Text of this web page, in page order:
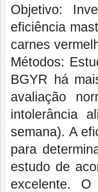
Objetivo:
eficiência
carnes
Métodos:
BGYR há
avaliação
intolerância
semana). A
para
estudo de
excelente.